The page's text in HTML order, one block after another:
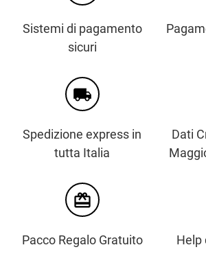
Sistemi di pagamento
sicuri
local_shipping
Spedizione express in
tutta Italia
Dati
card_giftcard
Pacco Regalo Gratuito
Help